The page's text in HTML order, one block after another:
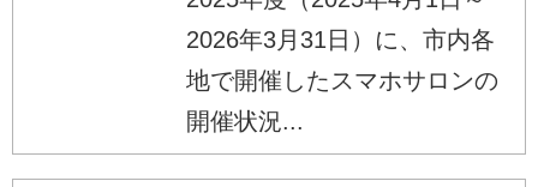
2026年3月31日）に、市内各
地で開催したスマホサロンの
開催状況...